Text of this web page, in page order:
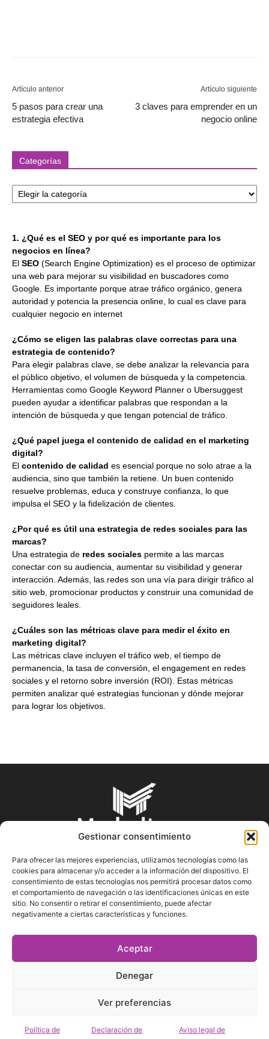
Gestionar consentimiento
Para ofrecer las mejores experiencias, utilizamos tecnologías como las
cookies para almacenar y/o acceder a la información del dispositivo. El
consentimiento de estas tecnologías nos permitirá procesar datos como
el comportamiento de navegación o las identificaciones únicas en este
sitio. No consentir o retirar el consentimiento, puede afectar
negativamente a ciertas características y funciones.
Aceptar
Denegar
Ver preferencias
Política de Declaración de Aviso legal de
Artículo anterior
5 pasos para crear una
estrategia efectiva
Artículo siguiente
3 claves para emprender en un
negocio online
Categorías
1. ¿Qué es el SEO y por qué es importante para los
negocios en línea?
El SEO (Search Engine Optimization) es el proceso de optimizar
una web para mejorar su visibilidad en buscadores como
Google. Es importante porque atrae tráfico orgánico, genera
autoridad y potencia la presencia online, lo cual es clave para
cualquier negocio en internet
¿Cómo se eligen las palabras clave correctas para una
estrategia de contenido?
Para elegir palabras clave, se debe analizar la relevancia para
el público objetivo, el volumen de búsqueda y la competencia.
Herramientas como Google Keyword Planner o Ubersuggest
pueden ayudar a identificar palabras que respondan a la
intención de búsqueda y que tengan potencial de tráfico.
¿Qué papel juega el contenido de calidad en el marketing
digital?
El contenido de calidad es esencial porque no solo atrae a la
audiencia, sino que también la retiene. Un buen contenido
resuelve problemas, educa y construye confianza, lo que
impulsa el SEO y la fidelización de clientes.
¿Por qué es útil una estrategia de redes sociales para las
marcas?
Una estrategia de redes sociales permite a las marcas
conectar con su audiencia, aumentar su visibilidad y generar
interacción. Además, las redes son una vía para dirigir tráfico al
sitio web, promocionar productos y construir una comunidad de
seguidores leales.
¿Cuáles son las métricas clave para medir el éxito en
marketing digital?
Las métricas clave incluyen el tráfico web, el tiempo de
permanencia, la tasa de conversión, el engagement en redes
sociales y el retorno sobre inversión (ROI). Estas métricas
permiten analizar qué estrategias funcionan y dónde mejorar
para lograr los objetivos.
SOBRE NOSOTROS
En Marketin.es encontrarás la más actualizada y veraz
información sobre el mundo del marketing; consejos
SÍGUENOS